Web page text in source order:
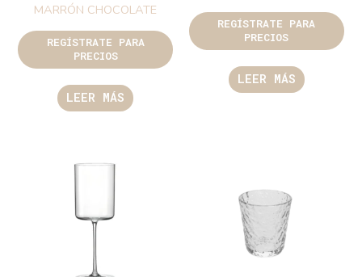
MARRÓN CHOCOLATE
REGÍSTRATE PARA
PRECIOS
LEER MÁS
REGÍSTRATE PARA
PRECIOS
LEER MÁS